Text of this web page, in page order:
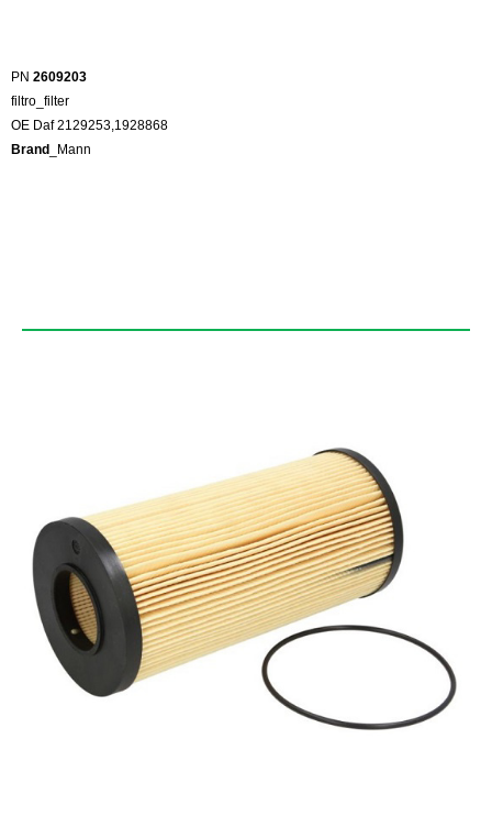
PN 2609203
filtro_filter
OE Daf 2129253,1928868
Brand
_Mann